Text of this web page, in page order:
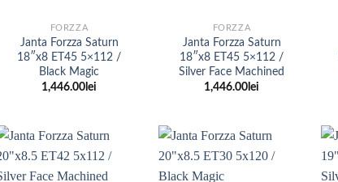
FORZZA
Janta Forzza Saturn
18″x8 ET45 5×112 /
Black Magic
1,446.00 lei
FORZZA
Janta Forzza Saturn
18″x8 ET45 5×112 /
Silver Face Machined
1,446.00 lei